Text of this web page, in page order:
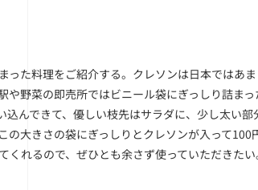
った料理をご紹介する。クレソンは日本ではあ
や野菜の即売所ではビニール袋にぎっしり詰ま
込んできて、優しい枝先はサラダに、少し太い
の大きさの袋にぎっしりとクレソンが入って
れるので、ぜひとも余さず使っていただきたい